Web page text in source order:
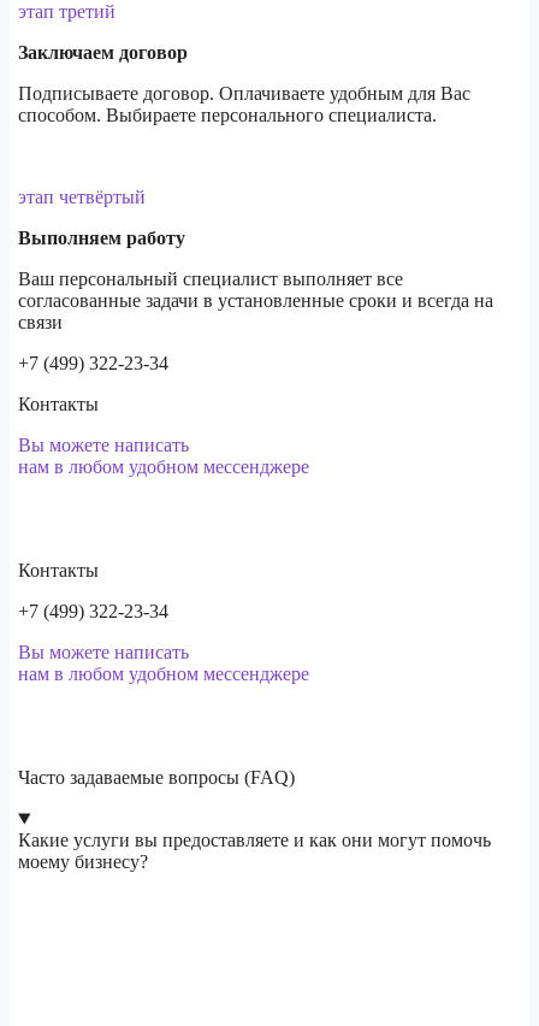
этап третий
Заключаем договор
Подписываете договор. Оплачиваете удобным для Вас
способом. Выбираете персонального специалиста.
этап четвёртый
Выполняем работу
Ваш персональный специалист выполняет все
согласованные задачи в установленные сроки и всегда на
связи
+7 (499) 322-23-34
Контакты
Вы можете написать
нам в любом удобном мессенджере
Контакты
+7 (499) 322-23-34
Вы можете написать
нам в любом удобном мессенджере
Часто задаваемые вопросы (FAQ)
Какие услуги вы предоставляете и как они могут помочь
моему бизнесу?